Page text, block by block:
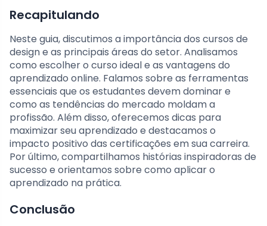
Recapitulando
Neste guia, discutimos a importância dos cursos de
design e as principais áreas do setor. Analisamos
como escolher o curso ideal e as vantagens do
aprendizado online. Falamos sobre as ferramentas
essenciais que os estudantes devem dominar e
como as tendências do mercado moldam a
profissão. Além disso, oferecemos dicas para
maximizar seu aprendizado e destacamos o
impacto positivo das certificações em sua carreira.
Por último, compartilhamos histórias inspiradoras de
sucesso e orientamos sobre como aplicar o
aprendizado na prática.
Conclusão